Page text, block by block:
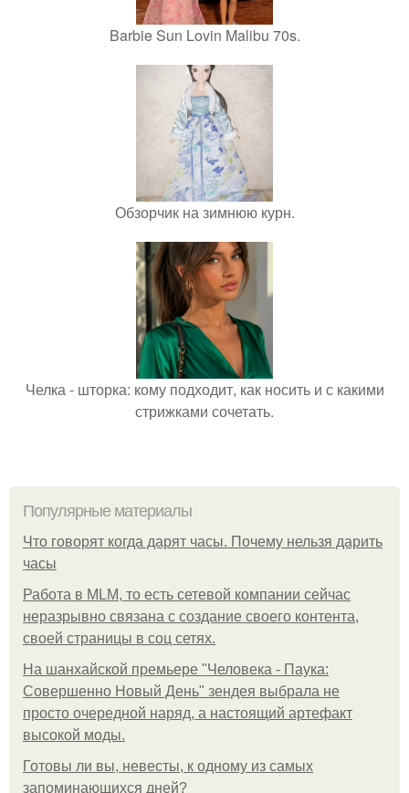
Barbie Sun Lovin Malibu 70s.
Обзорчик на зимнюю курн.
Челка - шторка: кому подходит, как носить и с какими
стрижками сочетать.
Популярные материалы
Что говорят когда дарят часы. Почему нельзя дарить
часы
Работа в MLM, то есть сетевой компании сейчас
неразрывно связана с создание своего контента,
своей страницы в соц сетях.
На шанхайской премьере "Человека - Паука:
Совершенно Новый День" зендея выбрала не
просто очередной наряд, а настоящий артефакт
высокой моды.
Готовы ли вы, невесты, к одному из самых
запоминающихся дней?